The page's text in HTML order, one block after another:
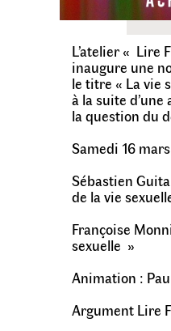
L’atelier « Lire
inaugure une
le titre « La vie
à la suite d’une
la question du
Samedi 16
Sébastien
de la vie
Françoise
sexuelle »
Animation :
Argument Lire